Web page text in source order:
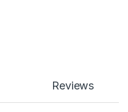
Reviews